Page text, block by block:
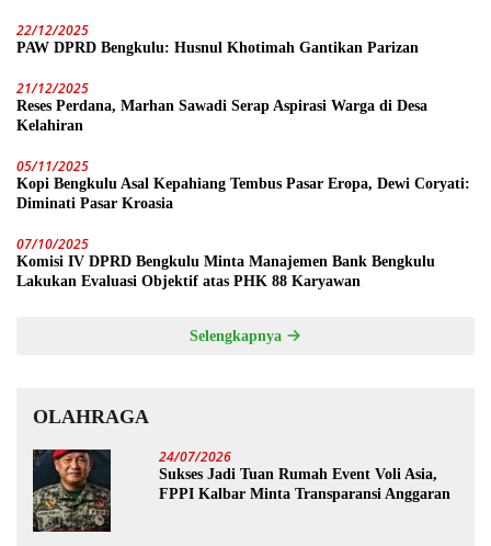
22/12/2025
PAW DPRD Bengkulu: Husnul Khotimah Gantikan Parizan
21/12/2025
Reses Perdana, Marhan Sawadi Serap Aspirasi Warga di Desa
Kelahiran
05/11/2025
Kopi Bengkulu Asal Kepahiang Tembus Pasar Eropa, Dewi Coryati:
Diminati Pasar Kroasia
07/10/2025
Komisi IV DPRD Bengkulu Minta Manajemen Bank Bengkulu
Lakukan Evaluasi Objektif atas PHK 88 Karyawan
Selengkapnya
OLAHRAGA
24/07/2026
Sukses Jadi Tuan Rumah Event Voli Asia,
FPPI Kalbar Minta Transparansi Anggaran